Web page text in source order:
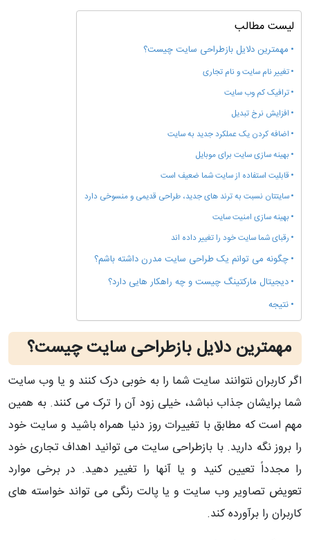
لیست مطالب
مهمترین دلایل بازطراحی سایت چیست؟
تغییر نام سایت و نام تجاری
ترافیک کم وب سایت
افزایش نرخ تبدیل
اضافه کردن یک عملکرد جدید به سایت
بهینه سازی سایت برای موبایل
قابلیت استفاده از سایت شما ضعیف است
سایتتان نسبت به ترند های جدید، طراحی قدیمی و منسوخی دارد
بهینه سازی امنیت سایت
رقبای شما سایت خود را تغییر داده اند
چگونه می توانم یک طراحی سایت مدرن داشته باشم؟
دیجیتال مارکتینگ چیست و چه راهکار هایی دارد؟
نتیجه
مهمترین دلایل بازطراحی سایت چیست؟
اگر کاربران نتوانند سایت شما را به خوبی درک کنند و یا وب سایت
شما برایشان جذاب نباشد، خیلی زود آن را ترک می کنند. به همین
مهم است که مطابق با تغییرات روز دنیا همراه باشید و سایت خود
را بروز نگه دارید. با بازطراحی سایت می توانید اهداف تجاری خود
را مجدداً تعیین کنید و یا آنها را تغییر دهید. در برخی موارد
تعویض تصاویر وب سایت و یا پالت رنگی می تواند خواسته های
کاربران را برآورده کند.